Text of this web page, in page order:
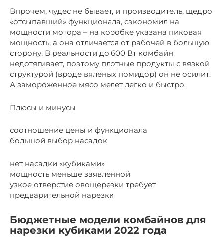
Впрочем, чудес не бывает, и производитель, щедро
«отсыпавший» функционала, сэкономил на
мощности мотора – на коробке указана пиковая
мощность, а она отличается от рабочей в большую
сторону. В реальности до 600 Вт комбайн
недотягивает, поэтому плотные продукты с вязкой
структурой (вроде вяленых помидор) он не осилит.
А замороженное мясо мелет легко и быстро.
Плюсы и минусы
соотношение цены и функционала
большой выбор насадок
нет насадки «кубиками»
мощность меньше заявленной
узкое отверстие овощерезки требует
предварительной нарезки
Бюджетные модели комбайнов для
нарезки кубиками 2022 года